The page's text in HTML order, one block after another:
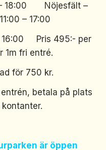
– 18:00 Nöjesfält –
– 17:00
16:00 Pris 495:- per
1m fri entré.
för 750 kr.
betala på plats
är öppen